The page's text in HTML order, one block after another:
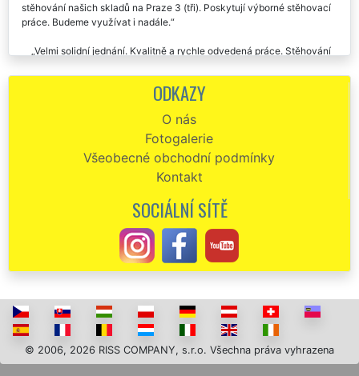
stěhování našich skladů na Praze 3 (tři). Poskytují výborné stěhovací
práce. Budeme využívat i nadále.
Velmi solidní jednání. Kvalitně a rychle odvedená práce. Stěhování
profesionální práce jak řidičů kamionů tak i samotných stěhováků.
ODKAZY
O nás
Fotogalerie
Všeobecné obchodní podmínky
Kontakt
SOCIÁLNÍ SÍTĚ
© 2006, 2026 RISS COMPANY, s.r.o. Všechna práva vyhrazena